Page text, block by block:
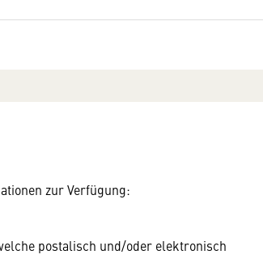
zur Verfügung:
postalisch und/oder elektronisch